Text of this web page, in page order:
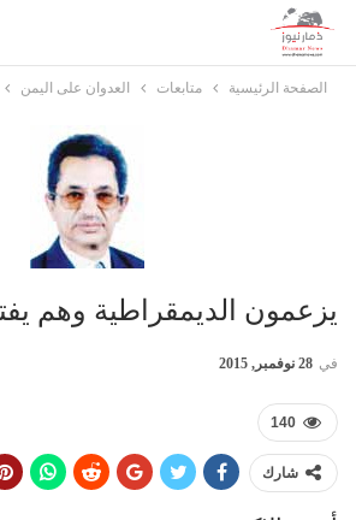
الصفحة الرئيسية متابعات العدوان على اليمن
يزعمون الديمقراطية وهم
في 28 نوفمبر, 2015
140
شارك